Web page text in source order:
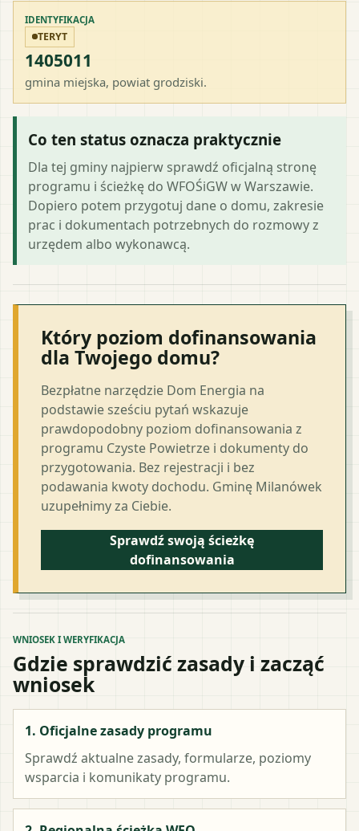
IDENTYFIKACJA
TERYT
1405011
gmina miejska, powiat grodziski.
Co ten status oznacza praktycznie
Dla tej gminy najpierw sprawdź oficjalną stronę
programu i ścieżkę do WFOŚiGW w Warszawie.
Dopiero potem przygotuj dane o domu, zakresie
prac i dokumentach potrzebnych do rozmowy z
urzędem albo wykonawcą.
Który poziom dofinansowania
dla Twojego domu?
Bezpłatne narzędzie Dom Energia na
podstawie sześciu pytań wskazuje
prawdopodobny poziom dofinansowania z
programu Czyste Powietrze i dokumenty do
przygotowania. Bez rejestracji i bez
podawania kwoty dochodu. Gminę Milanówek
uzupełnimy za Ciebie.
Sprawdź swoją ścieżkę
dofinansowania
WNIOSEK I WERYFIKACJA
Gdzie sprawdzić zasady i zacząć
wniosek
1. Oficjalne zasady programu
Sprawdź aktualne zasady, formularze, poziomy
wsparcia i komunikaty programu.